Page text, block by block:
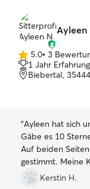
Ayleen
5.0
von
5
5.0• 3
1 Jahr Erfahrung
Biebertal, 35444
“Ayleen hat sich
Gäbe es 10
Auf beiden
gestimmt. Meine
verliebt. Vor allem mein
nett und
Kerstin H.